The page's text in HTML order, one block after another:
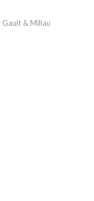
Gault & Millau